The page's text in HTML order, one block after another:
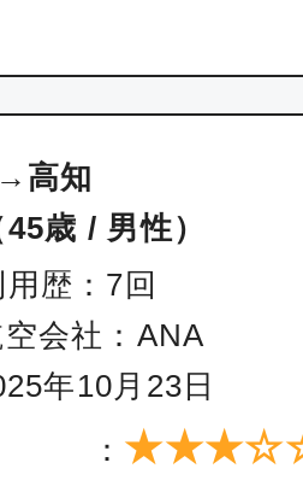
高知
歳 / 男性）
歴：7回
会社：ANA
年10月23日
：